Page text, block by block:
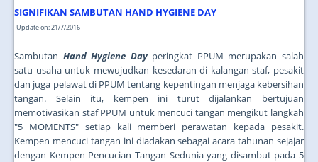
SIGNIFIKAN SAMBUTAN HAND HYGIENE DAY
Update on: 21/7/2016
Sambutan Hand Hygiene Dayperingkat PPUM merupakan salah
satu usaha untuk mewujudkan kesedaran di kalangan staf, pesakit
dan juga pelawat di PPUM tentang kepentingan menjaga kebersihan
tangan. Selain itu, kempen ini turut dijalankan bertujuan
memotivasikan staf PPUM untuk mencuci tangan mengikut langkah
"5 MOMENTS" setiap kali memberi perawatan kepada pesakit.
Kempen mencuci tangan ini diadakan sebagai acara tahunan sejajar
dengan Kempen Pencucian Tangan Sedunia yang disambut pada 5